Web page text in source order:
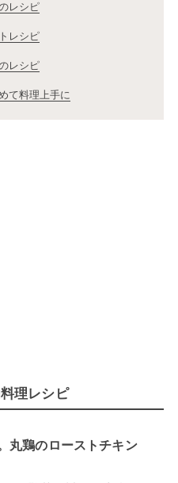
レシピ
レシピ
レシピ
て料理上手に
理レシピ
丸鶏のローストチキン